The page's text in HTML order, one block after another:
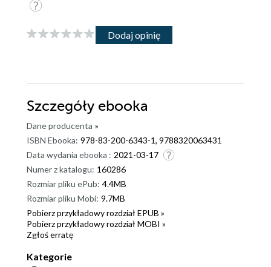
Dodaj opinię
Szczegóły ebooka
Dane producenta »
ISBN Ebooka: 978-83-200-6343-1, 9788320063431
Data wydania ebooka : 2021-03-17
Numer z katalogu: 160286
Rozmiar pliku ePub: 4.4MB
Rozmiar pliku Mobi: 9.7MB
Pobierz przykładowy rozdział EPUB »
Pobierz przykładowy rozdział MOBI »
Zgłoś erratę
Kategorie